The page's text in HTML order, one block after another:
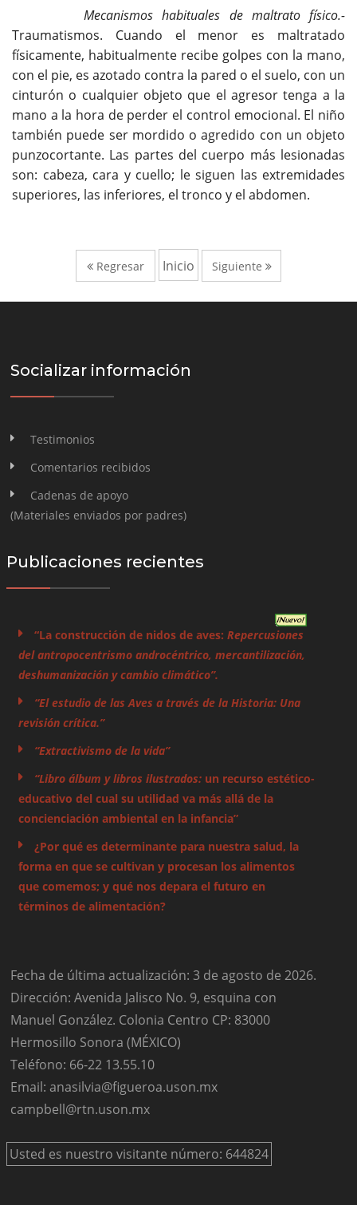
Mecanismos habituales de maltrato físico.-
Traumatismos. Cuando el menor es maltratado
físicamente, habitualmente recibe golpes con la mano,
con el pie, es azotado contra la pared o el suelo, con un
cinturón o cualquier objeto que el agresor tenga a la
mano a la hora de perder el control emocional. El niño
también puede ser mordido o agredido con un objeto
punzocortante. Las partes del cuerpo más lesionadas
son: cabeza, cara y cuello; le siguen las extremidades
superiores, las inferiores, el tronco y el abdomen.
Regresar Inicio Siguiente
Socializar información
Testimonios
Comentarios recibidos
Cadenas de apoyo
(Materiales enviados por padres)
Publicaciones recientes
“La construcción de nidos de aves: Repercusiones
del antropocentrismo androcéntrico, mercantilización,
deshumanización y cambio climático”.
“El estudio de las Aves a través de la Historia: Una
revisión crítica.”
“Extractivismo de la vida”
“Libro álbum y libros ilustrados: un recurso estético-
educativo del cual su utilidad va más allá de la
concienciación ambiental en la infancia”
¿Por qué es determinante para nuestra salud, la
forma en que se cultivan y procesan los alimentos
que comemos; y qué nos depara el futuro en
términos de alimentación?
Fecha de última actualización: 3 de agosto de 2026.
Dirección: Avenida Jalisco No. 9, esquina con
Manuel González. Colonia Centro CP: 83000
Hermosillo Sonora (MÉXICO)
Teléfono: 66-22 13.55.10
Email: anasilvia@figueroa.uson.mx
campbell@rtn.uson.mx
Usted es nuestro visitante número: 644824